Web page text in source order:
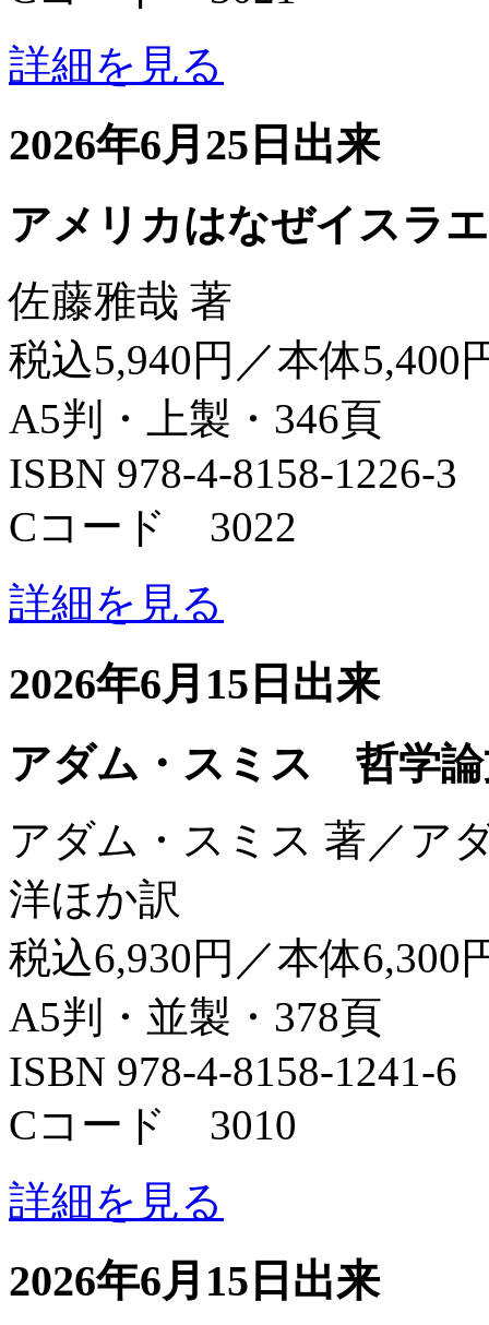
詳細を見る
2026年6月25日出来
アメリカはなぜイスラ
佐藤雅哉 著
税込5,940円／本体5,400
A5判・上製・346頁
ISBN 978-4-8158-1226-3
Cコード 3022
詳細を見る
2026年6月15日出来
アダム・スミス 哲学論
アダム・スミス 著／ア
洋ほか訳
税込6,930円／本体6,300
A5判・並製・378頁
ISBN 978-4-8158-1241-6
Cコード 3010
詳細を見る
2026年6月15日出来